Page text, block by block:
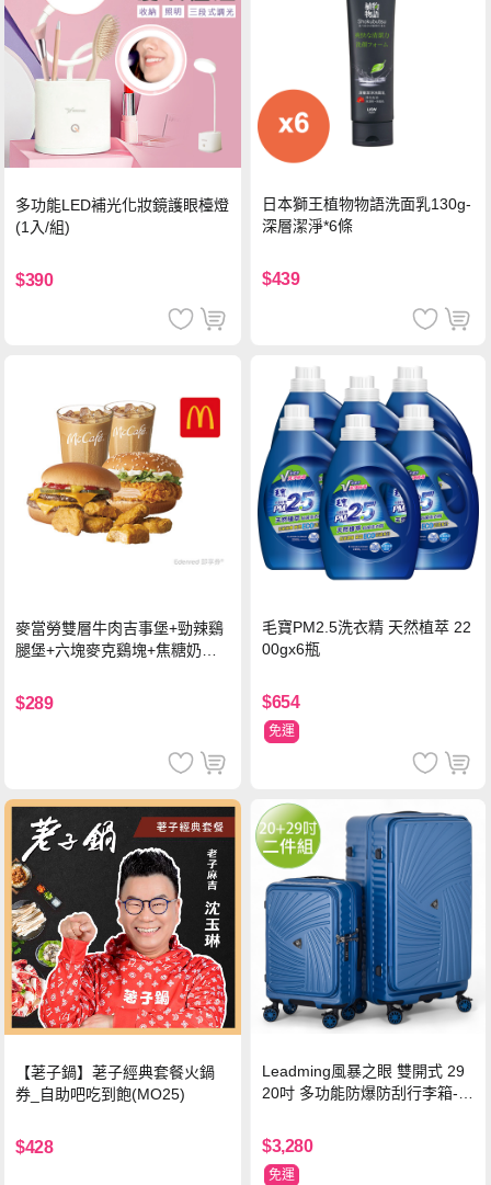
多功能LED補光化妝鏡護眼檯燈
(1入/組)
$390
日本獅王植物物語洗面乳130g-
深層潔淨*6條
$439
麥當勞雙層牛肉吉事堡+勁辣鷄
腿堡+六塊麥克鷄塊+焦糖奶茶
$289
毛寶PM2.5洗衣精 天然植萃 22
00gx6瓶
$654
免運
【荖子鍋】荖子經典套餐火鍋
券_自助吧吃到飽(MO25)
$428
Leadming風暴之眼 雙開式 29
20吋 多功能防爆防刮行李箱-海
$3,280
免運